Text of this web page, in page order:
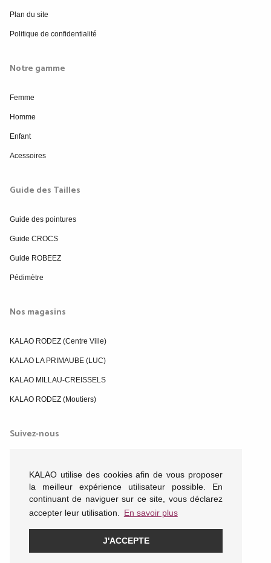
KALAO utilise des cookies afin de vous proposer
la meilleur expérience utilisateur possible. En
continuant de naviguer sur ce site, vous déclarez
accepter leur utilisation.
En savoir plus
J'ACCEPTE
Plan du site
Politique de confidentialité
Notre gamme
Femme
Homme
Enfant
Acessoires
Guide des Tailles
Guide des pointures
Guide CROCS
Guide ROBEEZ
Pédimètre
Nos magasins
KALAO RODEZ (Centre Ville)
KALAO LA PRIMAUBE (LUC)
KALAO MILLAU-CREISSELS
KALAO RODEZ (Moutiers)
Suivez-nous